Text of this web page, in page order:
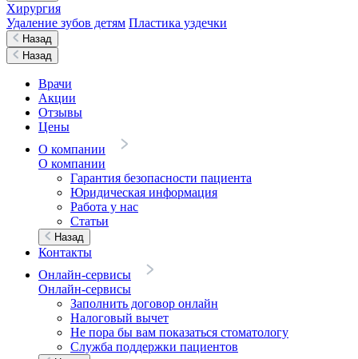
Хирургия
Удаление зубов детям Пластика уздечки
Назад
Назад
Врачи
Акции
Отзывы
Цены
О компании
О компании
Гарантия безопасности пациента
Юридическая информация
Работа у нас
Статьи
Назад
Контакты
Онлайн-сервисы
Онлайн-сервисы
Заполнить договор онлайн
Налоговый вычет
Не пора бы вам показаться стоматологу
Служба поддержки пациентов